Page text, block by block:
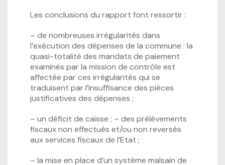
Les conclusions du rapport font ressortir :
– de nombreuses irrégularités dans
l’exécution des dépenses de la commune : la
quasi-totalité des mandats de paiement
examinés par la mission de contrôle est
affectée par ces irrégularités qui se
traduisent par l’insuffisance des pièces
justificatives des dépenses ;
– un déficit de caisse ; – des prélèvements
fiscaux non effectués et/ou non reversés
aux services fiscaux de l’Etat ;
– la mise en place d’un système malsain de